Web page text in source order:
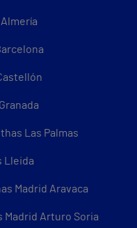
Las Palmas
Lleida
Madrid Aravaca
Madrid Arturo Soria